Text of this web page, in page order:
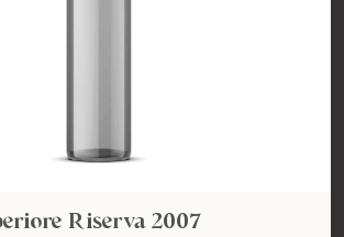
Riserva 2007